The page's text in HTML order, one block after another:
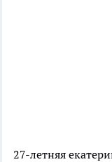
27-летняя